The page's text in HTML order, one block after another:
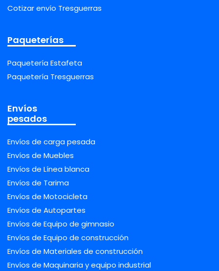
Cotizar envío Tresguerras
Paqueterías
Paquetería Estafeta
Paquetería Tresguerras
Envíos
pesados
Envíos de carga pesada
Envíos de Muebles
Envíos de Línea blanca
Envíos de Tarima
Envíos de Motocicleta
Envíos de Autopartes
Envíos de Equipo de gimnasio
Envíos de Equipo de construcción
Envíos de Materiales de construcción
Envíos de Maquinaria y equipo industrial